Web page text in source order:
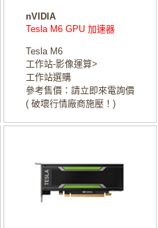
nVIDIA
Tesla M6 GPU 加速器
Tesla M6
工作站-影像運算>
工作站選購
參考售價：請立即來電詢價
( 破壞行情廠商施壓！)